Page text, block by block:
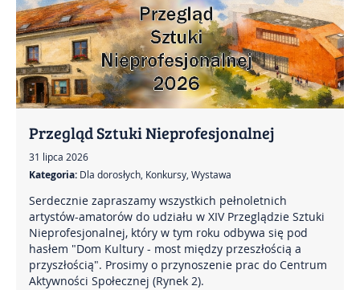
Przegląd Sztuki Nieprofesjonalnej
31 lipca 2026
Kategoria: Dla dorosłych, Konkursy, Wystawa
Serdecznie zapraszamy wszystkich pełnoletnich
artystów-amatorów do udziału w XIV Przeglądzie Sztuki
Nieprofesjonalnej, który w tym roku odbywa się pod
hasłem "Dom Kultury - most między przeszłością a
przyszłością". Prosimy o przynoszenie prac do Centrum
Aktywności Społecznej (Rynek 2).